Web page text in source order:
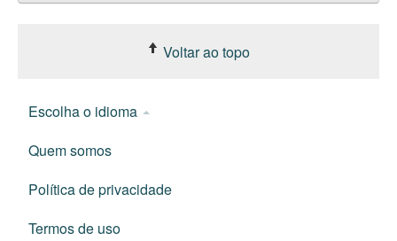
Voltar ao topo
Escolha o idioma
Quem somos
Política de privacidade
Termos de uso